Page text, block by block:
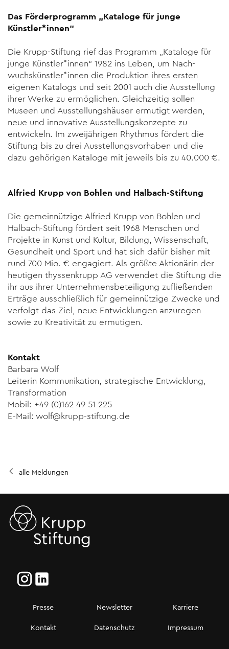
Das Förderprogramm „Kataloge für junge
Künstler*innen“
Die Krupp-Stiftung rief das Programm „Kataloge für
junge Künstler*innen“ 1982 ins Leben, um Nach­
wuchskünstler*innen die Produktion ihres ersten
eigenen Katalogs und seit 2001 auch die Ausstellung
ihrer Werke zu ermöglichen. Gleichzeitig sollen
Museen und Ausstellungshäuser ermutigt wer­den,
neue und innovative Aus­stellungskonzepte zu
entwickeln. Im zweijährigen Rhythmus fördert die
Stiftung bis zu drei Ausstel­lungsvorhaben und die
dazu gehöri­gen Kataloge mit jeweils bis zu 40.000 €.
Alfried Krupp von Bohlen und Halbach-Stiftung
Die gemeinnützige Alfried Krupp von Bohlen und
Halbach-Stiftung fördert seit 1968 Menschen und
Projekte in Kunst und Kultur, Bil­dung, Wissenschaft,
Gesundheit und Sport und hat sich dafür bis­her mit
rund 700 Mio. € engagiert. Als größte Aktionärin der
heuti­gen thyssenkrupp AG verwendet die Stiftung die
ihr aus ihrer Un­ternehmens­beteiligung zufließen­den
Erträge ausschließlich für ge­meinnützige Zwecke und
verfolgt das Ziel, neue Entwicklungen an­zuregen
sowie zu Kreativität zu ermutigen.
Kontakt
Barbara Wolf
Leiterin Kommunikation, strategische Entwicklung,
Transformation
Mobil: +49 (0)162 49 51 225
E-Mail: wolf@krupp-stiftung.de
alle Meldungen
Presse Newsletter
Karriere
Kontakt
Datenschutz Impressum